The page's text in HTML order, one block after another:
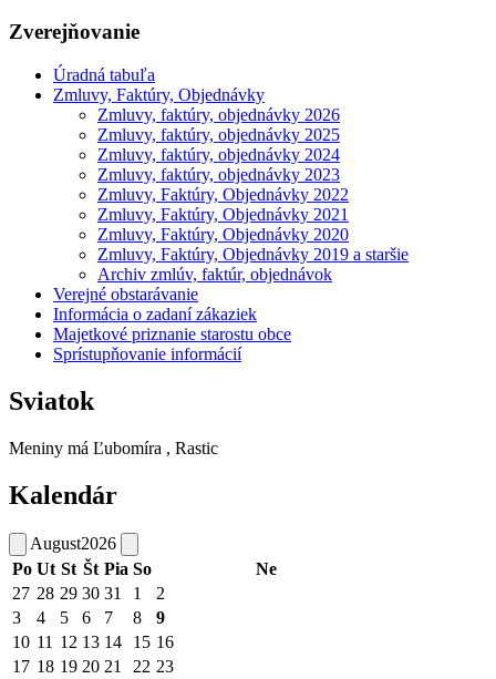
Zverejňovanie
Úradná tabuľa
Zmluvy, Faktúry, Objednávky
Zmluvy, faktúry, objednávky 2026
Zmluvy, faktúry, objednávky 2025
Zmluvy, faktúry, objednávky 2024
Zmluvy, faktúry, objednávky 2023
Zmluvy, Faktúry, Objednávky 2022
Zmluvy, Faktúry, Objednávky 2021
Zmluvy, Faktúry, Objednávky 2020
Zmluvy, Faktúry, Objednávky 2019 a staršie
Archiv zmlúv, faktúr, objednávok
Verejné obstarávanie
Informácia o zadaní zákaziek
Majetkové priznanie starostu obce
Sprístupňovanie informácií
Sviatok
Meniny má Ľubomíra , Rastic
Kalendár
August2026
Po Ut St Št Pia So
Ne
27 28 29 30 31 1
2
3
4 5 6 7 8
9
10 11 12 13 14 15 16
17 18 19 20 21 22 23